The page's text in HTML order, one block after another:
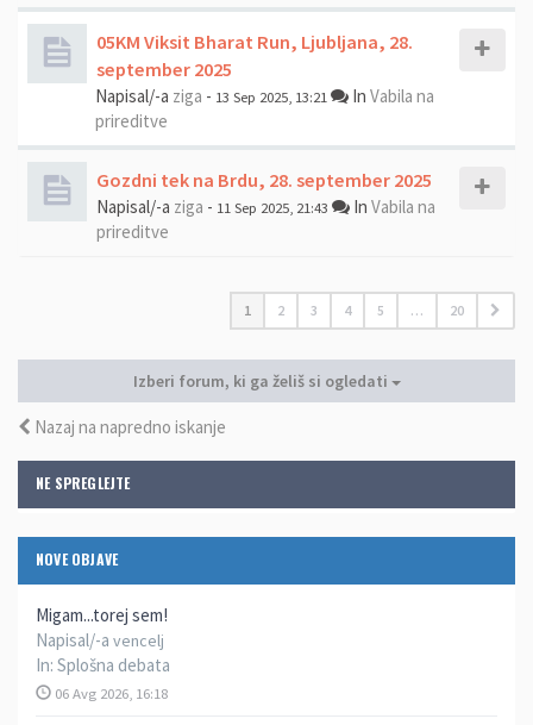
NE SPREGLEJTE
NOVE OBJAVE
Migam...torej sem!
Napisal/-a vencelj
In: Splošna debata
06 Avg 2026, 16:18
05KM Viksit Bharat Run, Ljubljana, 28.
september 2025
Napisal/-a ziga - 13 Sep 2025, 13:21 In Vabila na
prireditve
Gozdni tek na Brdu, 28. september 2025
Napisal/-a ziga - 11 Sep 2025, 21:43 In Vabila na
prireditve
1 2 3 4 5 … 20
Izberi forum, ki ga želiš si ogledati
Nazaj na napredno iskanje